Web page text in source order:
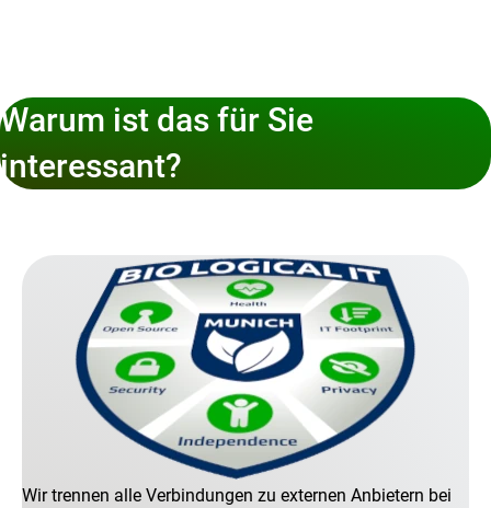
Warum ist das für Sie
interessant?
Wir trennen alle Verbindungen zu externen Anbietern bei